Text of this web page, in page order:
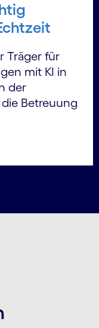
Träger für
mit KI in
der
Betreuung